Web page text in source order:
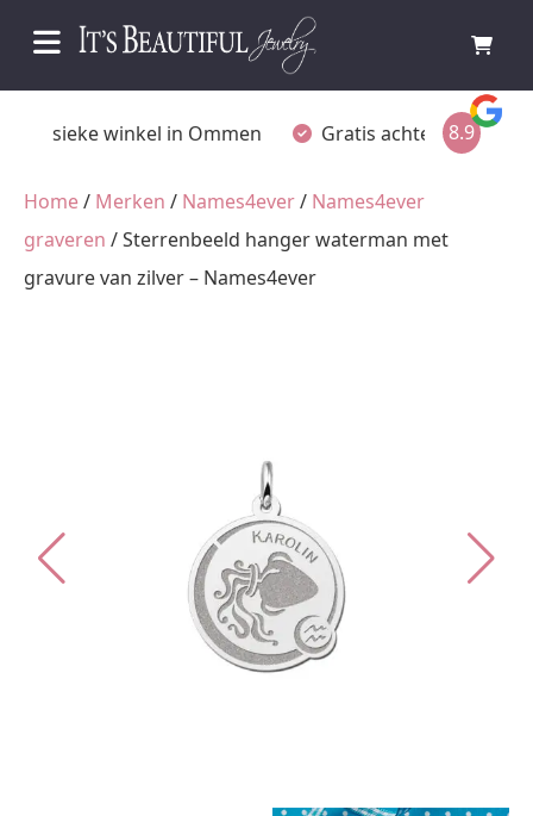
Fysieke winkel in Ommen Gratis achteraf betalen
8.9
Home/ Merken / Names4ever/ Names4ever
graveren / Sterrenbeeld hanger waterman met
gravure van zilver – Names4ever